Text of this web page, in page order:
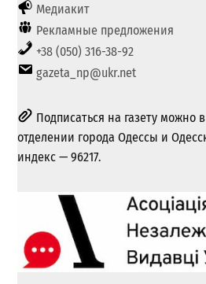
Медиакит
Рекламные предложения
+38 (050) 316-38-92
gazeta_np@ukr.net
Подписаться на газету можно
отделении города Одессы и
индекс — 96217.